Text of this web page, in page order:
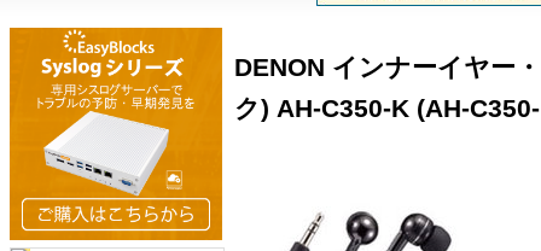
DENON インナーイヤー
ク) AH-C350-K (AH-